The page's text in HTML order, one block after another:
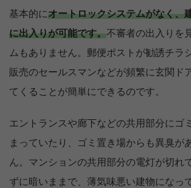
基本的にオートロックシステムがなく、
に出入りが可能です。不審者の出入りを
ムもありません。郵便ポストが勧誘チラ
販売のセールスマンなどが頻繁に玄関ド
てくることが簡単にできるのです。
エントランスや廊下などの共用部分にゴ
まっていたり、ゴミ置き場からも異臭が
ん。マンションの共用部分の電灯が切れ
ずに暗いままで、薄気味悪い建物になっ